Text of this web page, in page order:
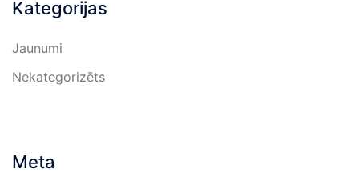
Kategorijas
Jaunumi
Nekategorizēts
Meta